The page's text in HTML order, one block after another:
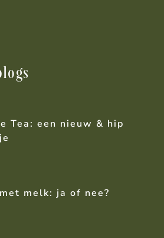
Tea: een nieuw & hip
melk: ja of nee?